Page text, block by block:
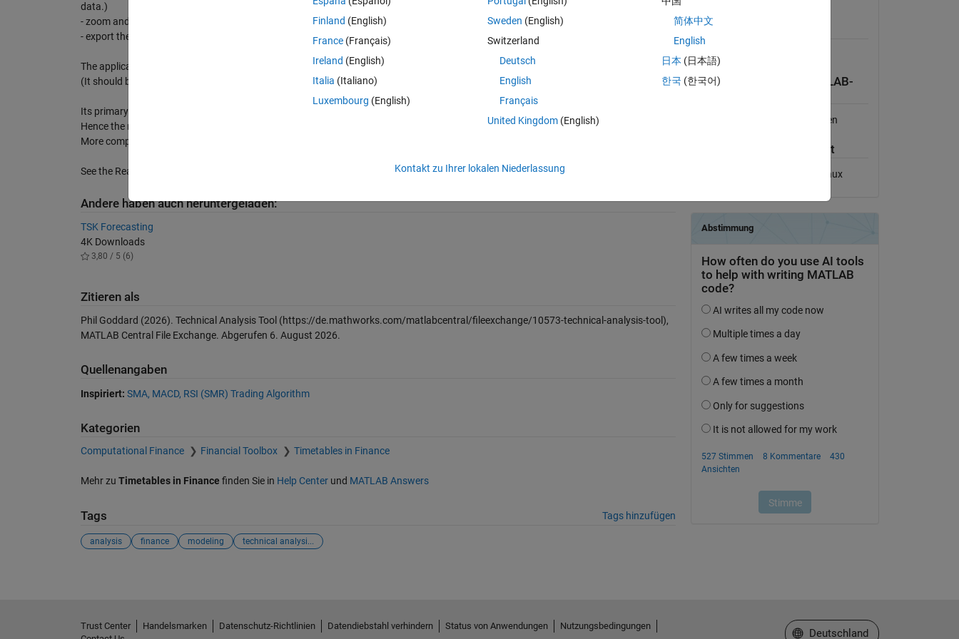
data.)
- zoom and analyze different time periods of data
- export the results back to MATLAB
The application was written some time ago, however it has just been updated to make use of the timeseries object in MATLAB R2006a.
(It should be backwards compatible with earlier releases of MATLAB.)
Its primary purpose is to demonstrate some of MATLAB's UI building capabilities.
Hence the reason for only including a small subset of available technical indicators.
More complex indicators may be added at some time in the future.
See the ReadMe file for setup and usage information.
Andere haben auch heruntergeladen:
TSK Forecasting
4K Downloads
3,80 / 5 (6)
Zitieren als
Phil Goddard (2026). Technical Analysis Tool (https://de.mathworks.com/matlabcentral/fileexchange/10573-technical-analysis-tool),
MATLAB Central File Exchange. Abgerufen 6. August 2026.
Quellenangaben
Inspiriert: SMA, MACD, RSI (SMR) Trading Algorithm
Kategorien
Computational Finance Financial Toolbox Timetables in Finance
Mehr zu Timetables in Finance finden Sie in Help Centerund MATLAB Answers
Tags Tags hinzufügen
analysis finance modeling technical analysi...
Financial Toolbox
Kompatibilität der MATLAB-
Kompatibel mit allen Versionen
Plattform-Kompatibilität
Linux
Finland (English)
France (Français)
Ireland (English)
Italia (Italiano)
Luxembourg (English)
Sweden (English)
Switzerland
Deutsch
English
Français
United Kingdom(English)
简体中文
English
日本 (日本語)
한국 (한국어)
Kontakt zu Ihrer lokalen Niederlassung
Trust Center Handelsmarken Datenschutz-Richtlinien Datendiebstahl verhindern Status von Anwendungen
Nutzungsbedingungen
Website auswählen
Deutschland